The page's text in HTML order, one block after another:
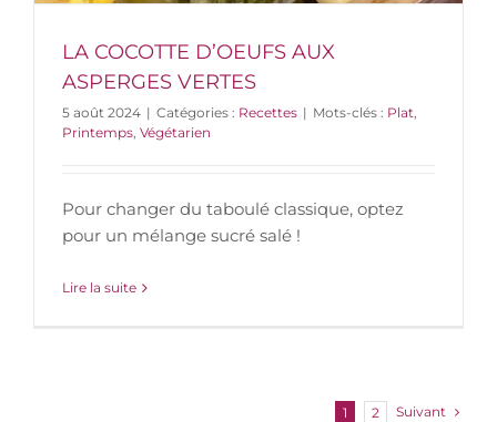
LA COCOTTE D’OEUFS AUX
ASPERGES VERTES
5 août 2024 | Catégories : Recettes | Mots-clés : Plat,
Printemps, Végétarien
Pour changer du taboulé classique, optez
pour un mélange sucré salé !
Lire la suite
1 2 Suivant